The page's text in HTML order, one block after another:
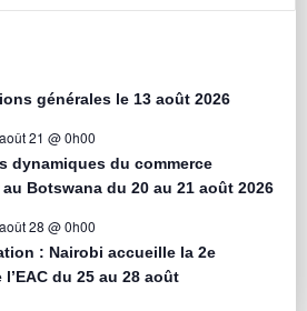
générales le 13 août 2026
août 21 @ 0h00
dynamiques du commerce
Botswana du 20 au 21 août 2026
août 28 @ 0h00
: Nairobi accueille la 2e
du 25 au 28 août